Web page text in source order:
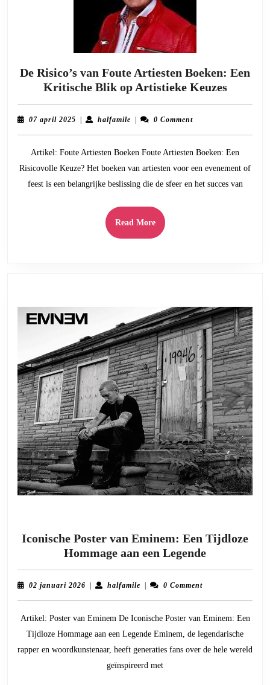
De Risico’s van Foute Artiesten Boeken: Een
Kritische Blik op Artistieke KeuzesDe
Risico’s
Boeken:
Een
07 april 2025 07| halfamilehalfamile
| 0 Comment
Artikel: Foute Artiesten Boeken Foute Artiesten Boeken: Een
Risicovolle Keuze? Het boeken van artiesten voor een evenement of
feest is een belangrijke beslissing die de sfeer en het succes van
Read MoreRead
More
Iconische Poster van Eminem: Een Tijdloze
Hommage aan een LegendeIconische
Poster
Tijdloze
Hommage
aan
02 januari 2026 02| halfamilehalfamile
| 0 Comment
Artikel: Poster van Eminem De Iconische Poster van Eminem: Een
Tijdloze Hommage aan een Legende Eminem, de legendarische
rapper en woordkunstenaar, heeft generaties fans over de hele wereld
geïnspireerd met